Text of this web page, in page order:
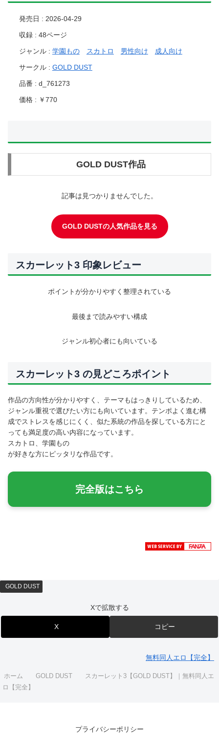
発売日 : 2026-04-29
収録 : 48ページ
ジャンル : 学園もの スカトロ 男性向け 成人向け
サークル : GOLD DUST
品番 : d_761273
価格 : ￥770
GOLD DUST作品
記事は見つかりませんでした。
GOLD DUSTの人気作品を見る
スカーレット3 印象レビュー
ポイントが分かりやすく整理されている
最後まで読みやすい構成
ジャンル初心者にも向いている
スカーレット3 の見どころポイント
作品の方向性が分かりやすく、テーマもはっきりしているため、
ジャンル重視で選びたい方にも向いています。テンポよく進む構
成でストレスを感じにくく、似た系統の作品を探している方にと
っても満足度の高い内容になっています。
スカトロ
学園もの
が好きな方にピッタリな作品です。
完全版はこちら
GOLD DUST
Xで拡散する
X コピー
無料同人エロ【完全】
ホーム GOLD DUST
スカーレット3【GOLD DUST】｜無料同人エ
ロ【完全】
プライバシーポリシー